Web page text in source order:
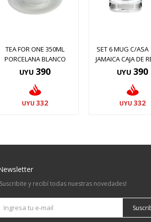
TEA FOR ONE 350ML
PORCELANA BLANCO
UYU 390
UYU 332
SET 6 MUG C/ASA
JAMAICA CAJA DE
UYU 390
UYU 332
y recibí todas nuestras novedades!